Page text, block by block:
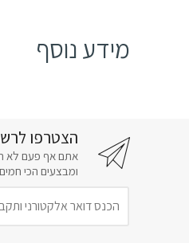
מידע נוסף
הצטרפו
אתם אף פעם לא
ומבצעים הכי חמים